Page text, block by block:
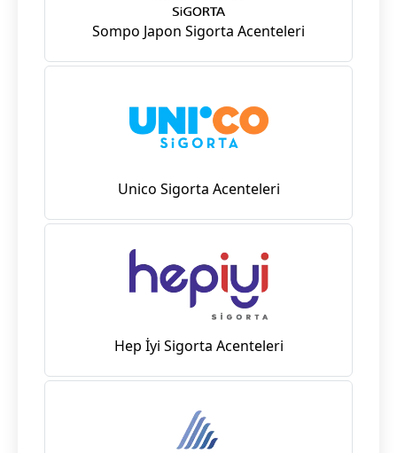
Sompo Japon Sigorta Acenteleri
Unico Sigorta Acenteleri
Hep İyi Sigorta Acenteleri